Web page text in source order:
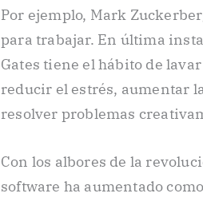
Por ejemplo, Mark
para trabajar. En última
Gates tiene el hábito de
reducir el estrés, aumentar
resolver problemas
Con los albores de la
software ha aumentado